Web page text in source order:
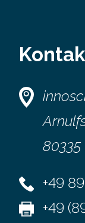
+49
+49